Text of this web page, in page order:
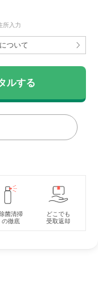
所入力
ついて
菌清掃
の徹底
どこでも
受取返却